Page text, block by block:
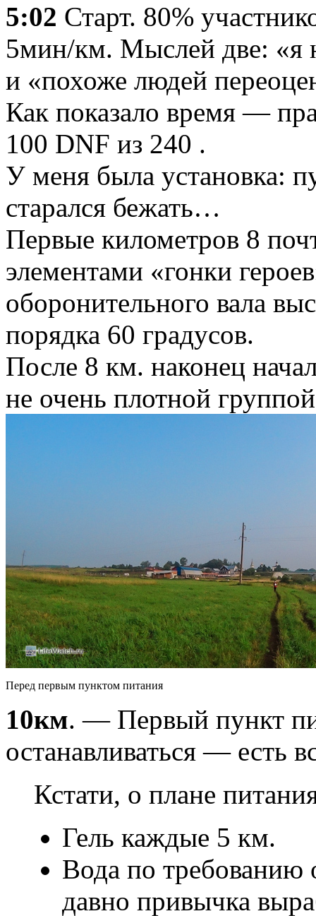
5:02 Старт. 80%
5мин/км. Мыслей две: «я
и «похоже людей
Как показало время —
100 DNF из 240 .
У меня была установка:
старался бежать…
Первые километров 8
элементами «гонки
оборонительного вала
порядка 60 градусов.
После 8 км. наконец
не очень плотной
Перед первым пунктом питания
10км. — Первый пункт
останавливаться — есть
Кстати, о плане
Гель каждые 5 км.
Вода по требованию
давно привычка